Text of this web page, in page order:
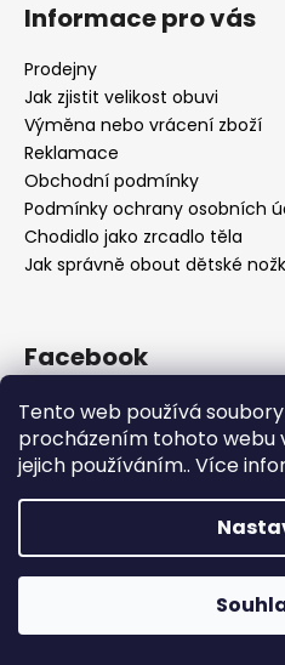
Tento web používá
procházením tohoto webu
jejich používáním.. Více
Informace pro vás
Prodejny
Jak zjistit velikost obuvi
Výměna nebo vrácení zboží
Reklamace
Obchodní podmínky
Podmínky ochrany osobních
Chodidlo jako zrcadlo těla
Jak správně obout dětské
Facebook
OBUV.NET.